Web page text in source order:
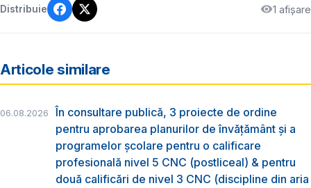
Distribuie 1 afișare
Articole similare
06.08.2026
În consultare publică, 3 proiecte de ordine
pentru aprobarea planurilor de învățământ și a
programelor școlare pentru o calificare
profesională nivel 5 CNC (postliceal) & pentru
două calificări de nivel 3 CNC (discipline din aria